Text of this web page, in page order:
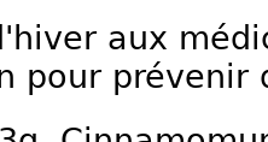
aux
pour prévenir